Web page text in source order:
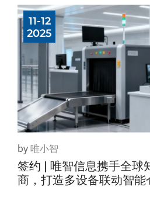
11-12
2025
by唯小智
签约 | 唯智信息携手全球
商，打造多设备联动智能